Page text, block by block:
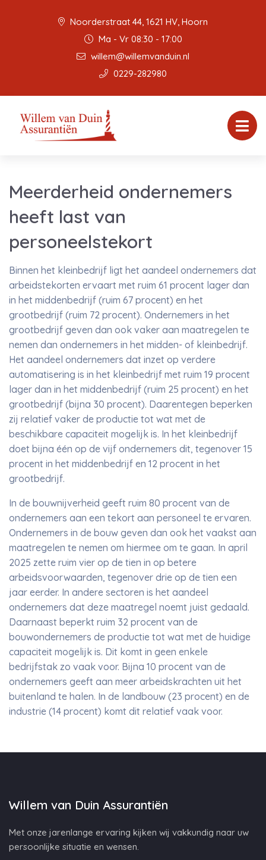
Noorderstraat 44, 1621 HV, Hoorn
Ma - Vr 08:30 - 17:00
willem@willemvanduin.nl
0229-282980
Meerderheid ondernemers
heeft last van
personeelstekort
Binnen het kleinbedrijf ligt het aandeel ondernemers dat
arbeidstekorten ervaart met ruim 61 procent lager dan
in het middenbedrijf (ruim 67 procent) en het
grootbedrijf (ruim 72 procent). Ondernemers in het
grootbedrijf geven dan ook vaker aan maatregelen te
nemen dan ondernemers in het midden- of kleinbedrijf.
Het aandeel ondernemers dat inzet op verdere
automatisering is in het kleinbedrijf met ruim 19 procent
lager dan in het middenbedrijf (ruim 25 procent) en het
grootbedrijf (bijna 30 procent). Daarentegen beperken
zij relatief vaker de productie tot wat met de
beschikbare capaciteit mogelijk is. In het kleinbedrijf
doet bijna één op de vijf ondernemers dit, tegenover 15
procent in het middenbedrijf en 12 procent in het
grootbedrijf.
In de bouwnijverheid geeft ruim 80 procent van de
ondernemers aan een tekort aan personeel te ervaren.
Ondernemers in de bouw geven dan ook het vaakst aan
maatregelen te nemen om hiermee om te gaan. In april
2025 zette ruim vier op de tien in op betere
arbeidsvoorwaarden, tegenover drie op de tien een
jaar eerder. In andere sectoren is het aandeel
ondernemers dat deze maatregel noemt juist gedaald.
Daarnaast beperkt ruim 32 procent van de
bouwondernemers de productie tot wat met de huidige
capaciteit mogelijk is. Dit komt in geen enkele
bedrijfstak zo vaak voor. Bijna 10 procent van de
ondernemers geeft aan meer arbeidskrachten uit het
buitenland te halen. In de landbouw (23 procent) en de
industrie (14 procent) komt dit relatief vaak voor.
Willem van Duin Assurantiën
Met onze jarenlange ervaring kijken wij vakkundig naar uw
persoonlijke situatie en wensen.